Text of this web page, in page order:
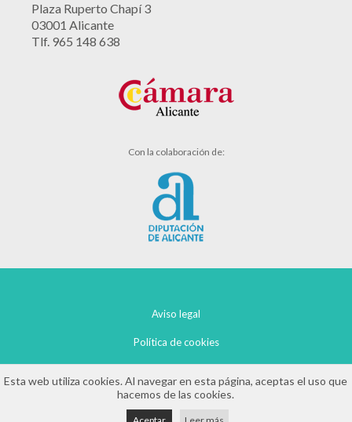
Plaza Ruperto Chapí 3
03001 Alicante
Tlf. 965 148 638
Con la colaboración de:
Aviso legal
Política de cookies
Esta web utiliza cookies. Al navegar en esta página, aceptas el uso que
hacemos de las cookies.